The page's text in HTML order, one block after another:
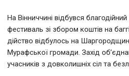
На Вінниччині відбувся
фестиваль зі збором коштів на
дійство відбулось на
Мурафської громади. Захід
учасників з довколишніх сіл та